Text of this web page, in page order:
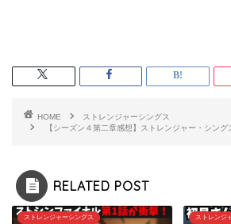
HOME
ストレンジャーシングス
【シーズン４第二章感想】ストレンジャー・シング
RELATED POST
ストレンジャーシングス ストレンジ